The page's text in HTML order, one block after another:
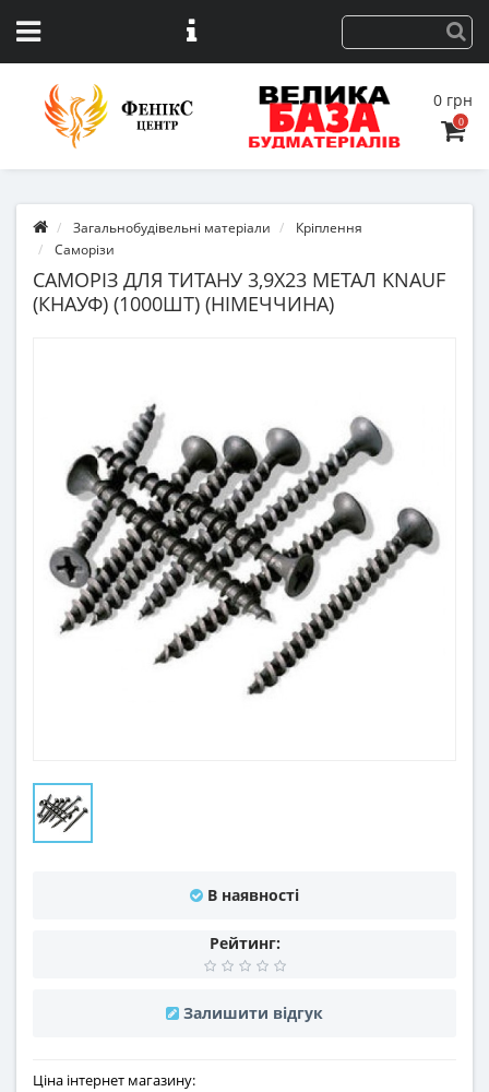
0 грн
0
Загальнобудівельні матеріали
Кріплення
Саморізи
САМОРІЗ ДЛЯ ТИТАНУ 3,9Х23 МЕТАЛ KNAUF
(КНАУФ) (1000ШТ) (НІМЕЧЧИНА)
В наявності
Рейтинг:
Залишити відгук
Ціна інтернет магазину: